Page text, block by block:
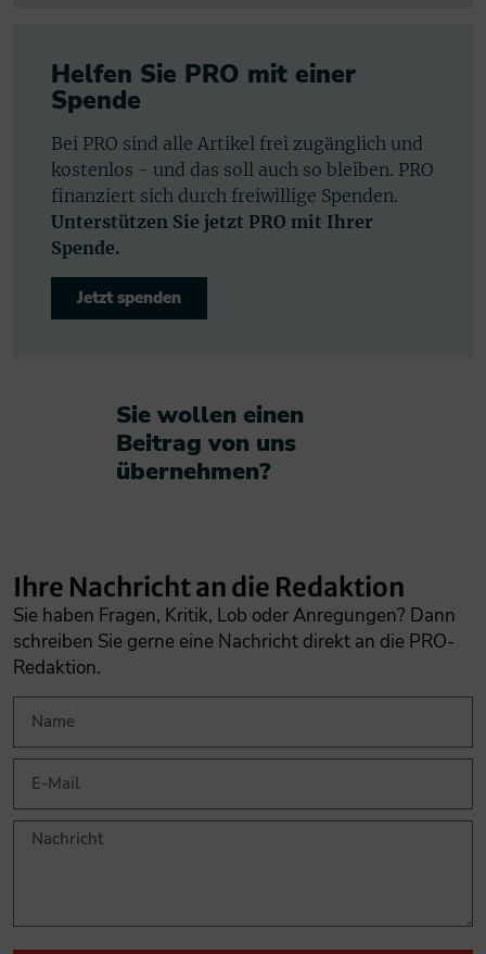
Helfen Sie PRO mit einer
Spende
Bei PRO sind alle Artikel frei zugänglich und
kostenlos - und das soll auch so bleiben. PRO
finanziert sich durch freiwillige Spenden.
Unterstützen Sie jetzt PRO mit Ihrer
Spende.
Jetzt spenden
Sie wollen einen
Beitrag von uns
übernehmen?​
Ihre Nachricht an die Redaktion
Sie haben Fragen, Kritik, Lob oder Anregungen? Dann
schreiben Sie gerne eine Nachricht direkt an die PRO-
Redaktion.